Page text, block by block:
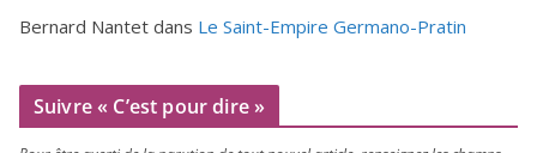
Bernard Nantet dans Le Saint-Empire Germano-Pratin
Suivre « C’est pour dire »